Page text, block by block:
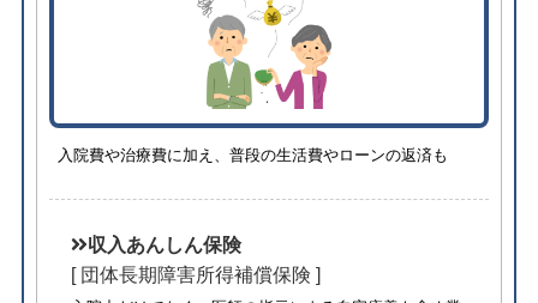
入院費や治療費に加え、普段の生活費やローンの返済も
収入あんしん保険
[ 団体長期障害所得補償保険 ]